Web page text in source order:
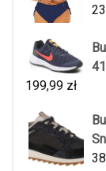
199,99 zł